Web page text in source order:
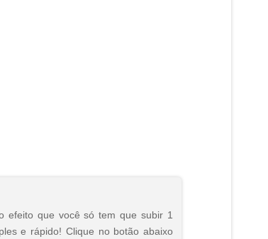
efeito que você só tem que subir 1
e rápido! Clique no botão abaixo